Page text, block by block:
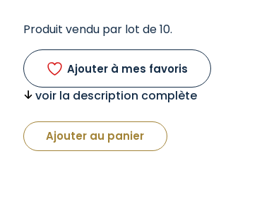
Produit vendu par lot de 10.
Ajouter à mes favoris
voir la description complète
Ajouter au panier